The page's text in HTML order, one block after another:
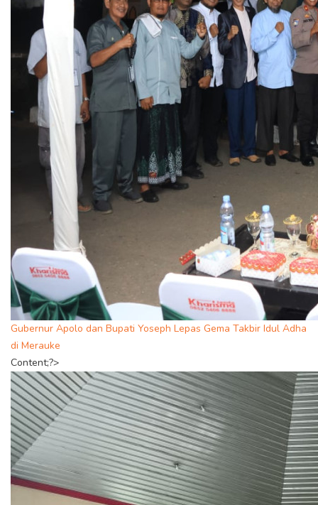
Gubernur Apolo dan Bupati Yoseph Lepas Gema Takbir Idul Adha
di Merauke
Content;?>